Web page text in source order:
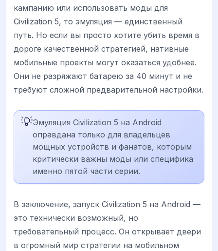
кампанию или использовать моды для
Civilization 5, то эмуляция — единственный
путь. Но если вы просто хотите убить время в
дороге качественной стратегией, нативные
мобильные проекты могут оказаться удобнее.
Они не разряжают батарею за 40 минут и не
требуют сложной предварительной настройки.
💡Эмуляция Civilization 5 на Android
оправдана только для владельцев
мощных устройств и фанатов, которым
критически важны моды или специфика
именно пятой части серии.
В заключение, запуск Civilization 5 на Android —
это технически возможный, но
требовательный процесс. Он открывает двери
в огромный мир стратегии на мобильном